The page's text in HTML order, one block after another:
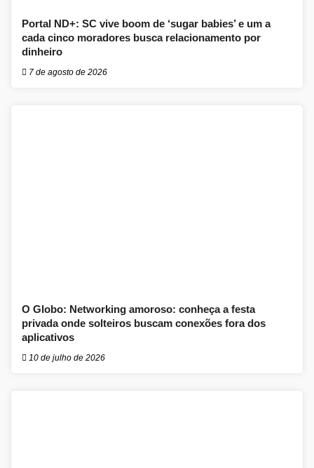
Portal ND+: SC vive boom de ‘sugar babies’ e um a
cada cinco moradores busca relacionamento por
dinheiro
7 de agosto de 2026
O Globo: Networking amoroso: conheça a festa
privada onde solteiros buscam conexões fora dos
aplicativos
10 de julho de 2026